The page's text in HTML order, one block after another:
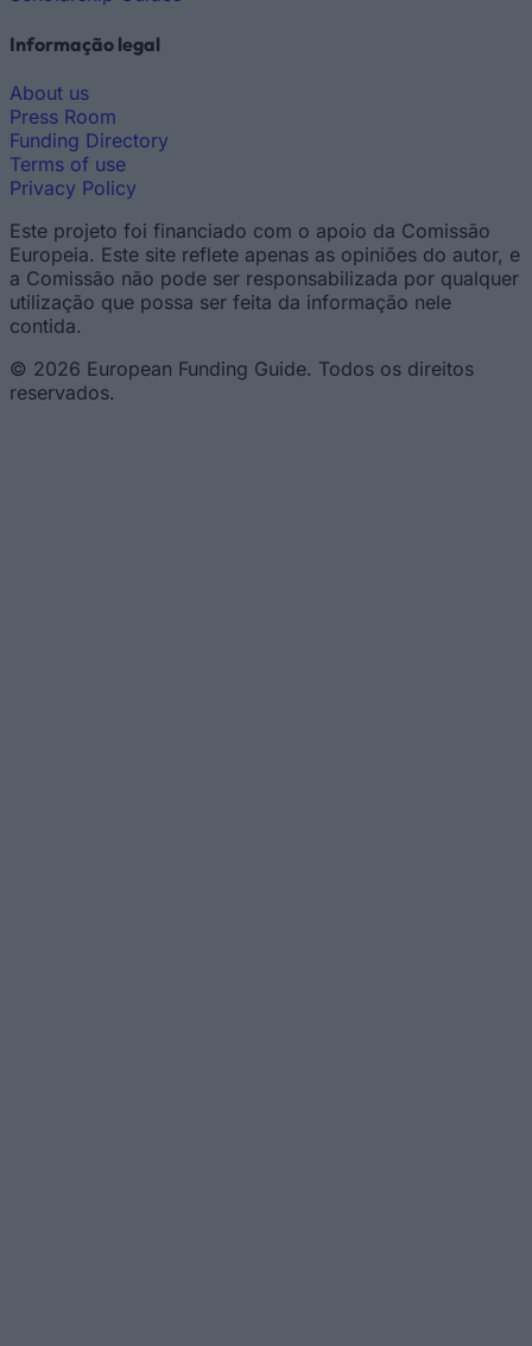
Informação legal
About us
Press Room
Funding Directory
Terms of use
Privacy Policy
Este projeto foi financiado com o apoio da Comissão
Europeia. Este site reflete apenas as opiniões do autor, e
a Comissão não pode ser responsabilizada por qualquer
utilização que possa ser feita da informação nele
contida.
© 2026 European Funding Guide. Todos os direitos
reservados.